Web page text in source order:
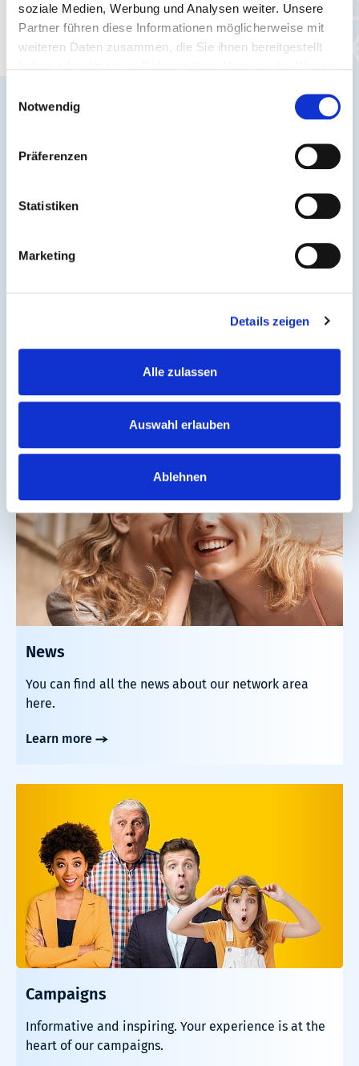
soziale Medien, Werbung und Analysen weiter. Unsere
Partner führen diese Informationen möglicherweise mit
weiteren Daten zusammen, die Sie ihnen bereitgestellt
Notwendig
Präferenzen
Statistiken
Marketing
Details zeigen
Alle zulassen
Auswahl erlauben
Ablehnen
Stay up to date - the latest news and
information for you.
Learn more
News
You can find all the news about our network area
here.
Learn more
Campaigns
Informative and inspiring. Your experience is at the
heart of our campaigns.